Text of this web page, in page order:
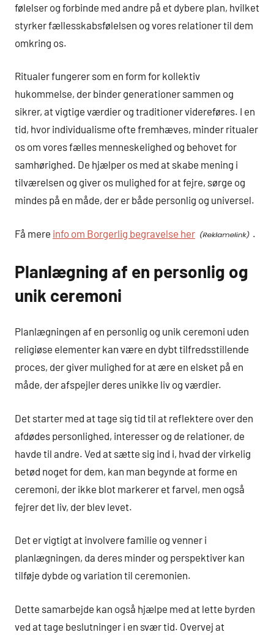
følelser og forbinde med andre på et dybere plan, hvilket
styrker fællesskabsfølelsen og vores relationer til dem
omkring os.
Ritualer fungerer som en form for kollektiv
hukommelse, der binder generationer sammen og
sikrer, at vigtige værdier og traditioner videreføres. I en
tid, hvor individualisme ofte fremhæves, minder ritualer
os om vores fælles menneskelighed og behovet for
samhørighed. De hjælper os med at skabe mening i
tilværelsen og giver os mulighed for at fejre, sørge og
mindes på en måde, der er både personlig og universel.
Få mere info om Borgerlig begravelse her .
Planlægning af en personlig og
unik ceremoni
Planlægningen af en personlig og unik ceremoni uden
religiøse elementer kan være en dybt tilfredsstillende
proces, der giver mulighed for at ære en elsket på en
måde, der afspejler deres unikke liv og værdier.
Det starter med at tage sig tid til at reflektere over den
afdødes personlighed, interesser og de relationer, de
havde til andre. Ved at sætte sig ind i, hvad der virkelig
betød noget for dem, kan man begynde at forme en
ceremoni, der ikke blot markerer et farvel, men også
fejrer det liv, der blev levet.
Det er vigtigt at involvere familie og venner i
planlægningen, da deres minder og perspektiver kan
tilføje dybde og variation til ceremonien.
Dette samarbejde kan også hjælpe med at lette byrden
ved at tage beslutninger i en svær tid. Overvej at